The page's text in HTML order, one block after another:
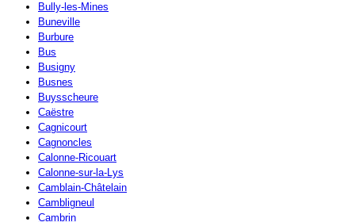
Bully-les-Mines
Buneville
Burbure
Bus
Busigny
Busnes
Buysscheure
Caëstre
Cagnicourt
Cagnoncles
Calonne-Ricouart
Calonne-sur-la-Lys
Camblain-Châtelain
Cambligneul
Cambrin